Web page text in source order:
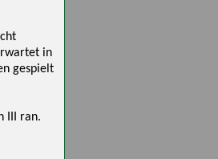
in
gespielt
III ran.